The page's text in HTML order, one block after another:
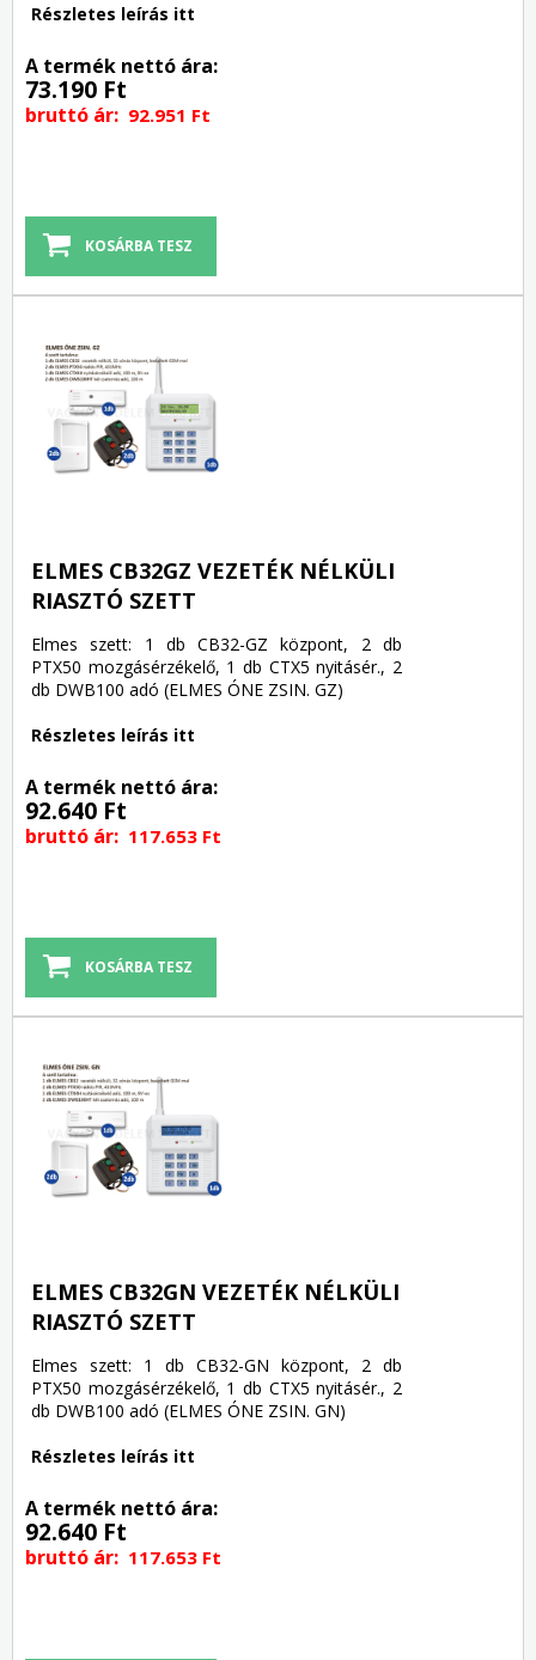
Részletes leírás itt
A termék nettó ára:
73.190 Ft
bruttó ár: 92.951 Ft
ELMES CB32GZ VEZETÉK NÉLKÜLI
RIASZTÓ SZETT
Elmes szett: 1 db CB32-GZ központ, 2 db
PTX50 mozgásérzékelő, 1 db CTX5 nyitásér., 2
db DWB100 adó (ELMES ÓNE ZSIN. GZ)
Részletes leírás itt
A termék nettó ára:
92.640 Ft
bruttó ár: 117.653 Ft
ELMES CB32GN VEZETÉK NÉLKÜLI
RIASZTÓ SZETT
Elmes szett: 1 db CB32-GN központ, 2 db
PTX50 mozgásérzékelő, 1 db CTX5 nyitásér., 2
db DWB100 adó (ELMES ÓNE ZSIN. GN)
Részletes leírás itt
A termék nettó ára:
92.640 Ft
bruttó ár: 117.653 Ft